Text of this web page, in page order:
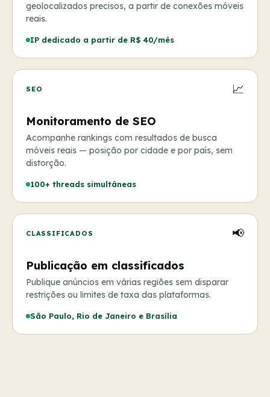
geolocalizados precisos, a partir de conexões móveis
reais.
IP dedicado a partir de R$ 40/mês
SEO 📈
Monitoramento de SEO
Acompanhe rankings com resultados de busca
móveis reais — posição por cidade e por país, sem
distorção.
100+ threads simultâneas
CLASSIFICADOS 📢
Publicação em classificados
Publique anúncios em várias regiões sem disparar
restrições ou limites de taxa das plataformas.
São Paulo, Rio de Janeiro e Brasília